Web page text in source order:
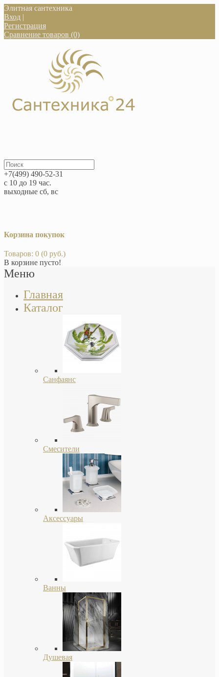
Элитная сантехника
Вход |
Регистрация
Сравнение товаров (0)
+7(499) 490-52-31
с 10 до 19 час.
выходные сб, вс
Корзина покупок
Товаров: 0 (0 руб.)
В корзине пусто!
Меню
Главная
Каталог
Санфаянс
Смесители
Аксессуары
Ванны
Душевая